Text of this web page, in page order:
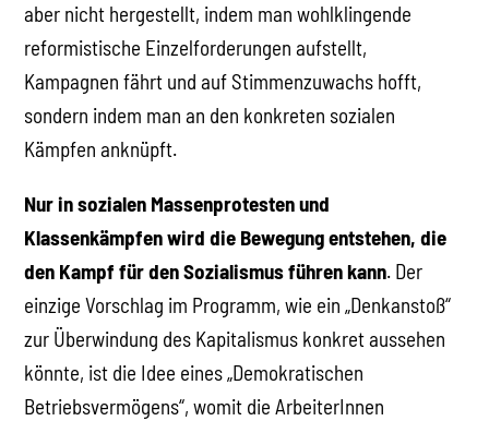
aber nicht hergestellt, indem man wohlklingende
reformistische Einzelforderungen aufstellt,
Kampagnen fährt und auf Stimmenzuwachs hofft,
sondern indem man an den konkreten sozialen
Kämpfen anknüpft.
Nur in sozialen Massenprotesten und
Klassenkämpfen wird die Bewegung entstehen, die
den Kampf für den Sozialismus führen kann. Der
einzige Vorschlag im Programm, wie ein „Denkanstoß“
zur Überwindung des Kapitalismus konkret aussehen
könnte, ist die Idee eines „Demokratischen
Betriebsvermögens“, womit die ArbeiterInnen